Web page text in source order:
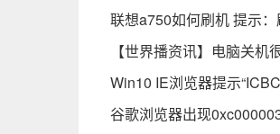
联想a750如何刷机 提示
【世界播资讯】电脑关
Win10 IE浏览器提示
谷歌浏览器出现